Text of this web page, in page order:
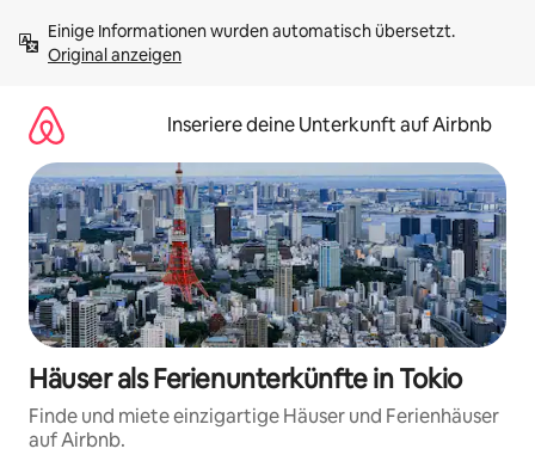
Inhalten
springenOriginal anzeigen
Inseriere deine Unterkunft auf Airbnb
Häuser als Ferienunterkünfte in Tokio
Finde und miete einzigartige Häuser und Ferienhäuser
auf Airbnb.